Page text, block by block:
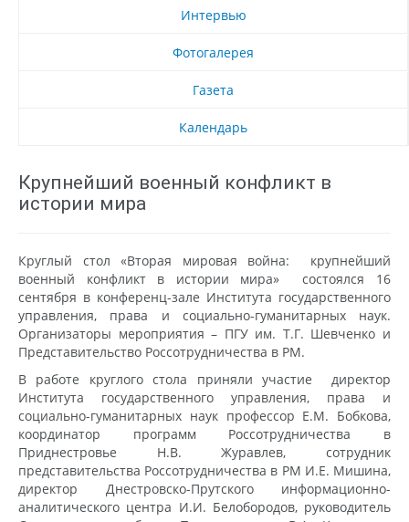
Интервью
Фотогалерея
Газета
Календарь
Крупнейший военный конфликт в
истории мира
Круглый стол «Вторая мировая война: крупнейший
военный конфликт в истории мира» состоялся 16
сентября в конференц-зале Института государственного
управления, права и социально-гуманитарных наук.
Организаторы мероприятия – ПГУ им. Т.Г. Шевченко и
Представительство Россотрудничества в РМ.
В работе круглого стола приняли участие директор
Института государственного управления, права и
социально-гуманитарных наук профессор Е.М. Бобкова,
координатор программ Россотрудничества в
Приднестровье Н.В. Журавлев, сотрудник
представительства Россотрудничества в РМ И.Е. Мишина,
директор Днестровско-Прутского информационно-
аналитического центра И.И. Белобородов, руководитель